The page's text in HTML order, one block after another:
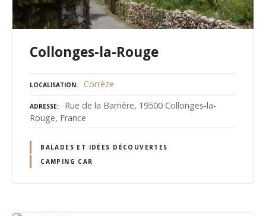
Collonges-la-Rouge
LOCALISATION Corrèze
ADRESSE
Rue de la Barrière, 19500 Collonges-la-
Rouge, France
BALADES ET IDÉES DÉCOUVERTES
CAMPING CAR